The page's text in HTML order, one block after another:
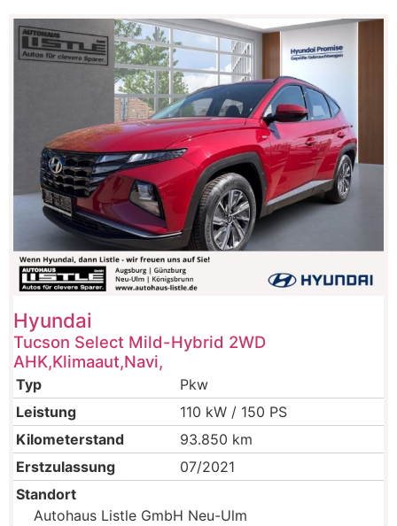
Hyundai
Tucson Select Mild-Hybrid 2WD
AHK,Klimaaut,Navi,
Typ
Pkw
Leistung
110 kW / 150 PS
Kilometerstand
93.850 km
Erstzulassung
07/2021
Standort
Autohaus Listle GmbH Neu-Ulm